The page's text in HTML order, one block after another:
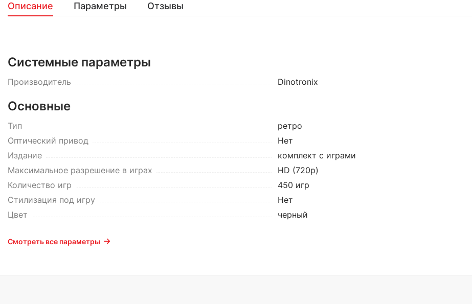
Описание Параметры Отзывы
Системные параметры
Производитель Dinotronix
Основные
Тип
ретро
Оптический привод
Нет
Издание
комплект с играми
Максимальное разрешение в играх
HD (720p)
Количество игр
450 игр
Стилизация под игру
Нет
Цвет
черный
Смотреть все параметры